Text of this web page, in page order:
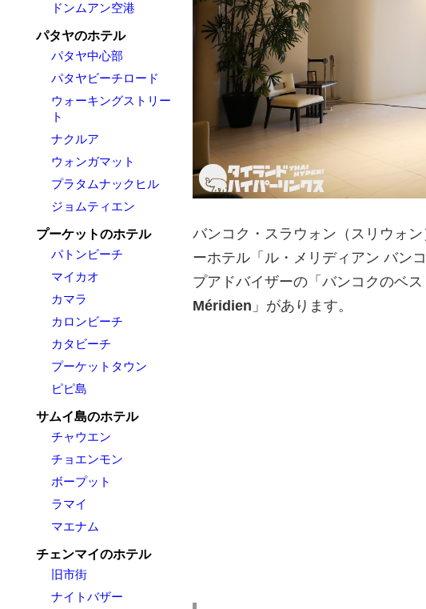
ドンムアン空港
パタヤのホテル
パタヤ中心部
パタヤビーチロード
ウォーキングストリー
ト
ナクルア
ウォンガマット
プラタムナックヒル
ジョムティエン
プーケットのホテル
パトンビーチ
マイカオ
カマラ
カロンビーチ
カタビーチ
プーケットタウン
ピピ島
サムイ島のホテル
チャウエン
チョエンモン
ボープット
ラマイ
マエナム
チェンマイのホテル
旧市街
ナイトバザー
バンコク・スラウォン（スリウォ
ーホテル「ル・メリディアン バン
プアドバイザーの「バンコクのベ
Méridien 」があります。